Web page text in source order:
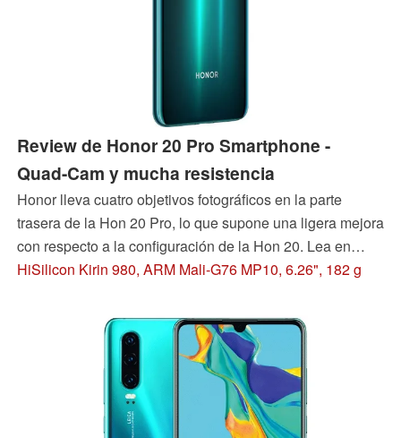
Review de Honor 20 Pro Smartphone -
Quad-Cam y mucha resistencia
Honor lleva cuatro objetivos fotográficos en la parte
trasera de la Hon 20 Pro, lo que supone una ligera mejora
con respecto a la configuración de la Hon 20. Lea en
nuestra prueba, si esto y la batería más bien robusta
HiSilicon Kirin 980, ARM Mali-G76 MP10, 6.26", 182 g